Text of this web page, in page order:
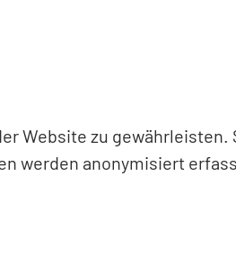
Website zu gewährleisten.
werden anonymisiert